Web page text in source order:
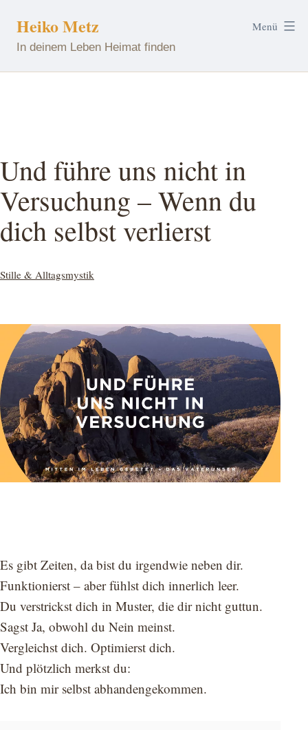
Inhalt
springen
Heiko Metz
In deinem Leben Heimat finden
Menü
Und führe uns nicht in
Versuchung – Wenn du
dich selbst verlierst
Kategorisiert
Stille & Alltagsmystik
Es gibt Zeiten, da bist du irgendwie neben dir.
Funktionierst – aber fühlst dich innerlich leer.
Du verstrickst dich in Muster, die dir nicht guttun.
Sagst Ja, obwohl du Nein meinst.
Vergleichst dich. Optimierst dich.
Und plötzlich merkst du:
Ich bin mir selbst abhandengekommen.